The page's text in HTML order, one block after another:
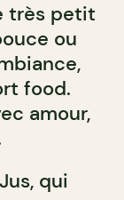
très petit
ou
food.
amour,
qui